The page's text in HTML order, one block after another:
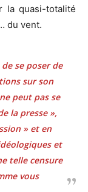
la quasi-totalité
du vent.
se poser de
sur son
peut pas se
la presse »,
» et en
et
telle censure
vous